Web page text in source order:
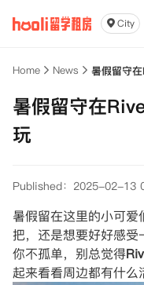
City
Home News 暑假留守
暑假留守在
玩
Published：2025-02-13
暑假留在这里的小可
把，还是想要好好感
你不孤单，别总觉得
起来看看周边都有什么